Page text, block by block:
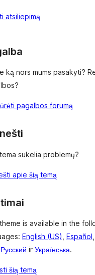
atsiliepimą
ką nors mums pasakyti?
pagalbos forumą
sukelia problemų?
apie šią temą
is available in the
English (US) Español
Русский ir Українська.
šią temą